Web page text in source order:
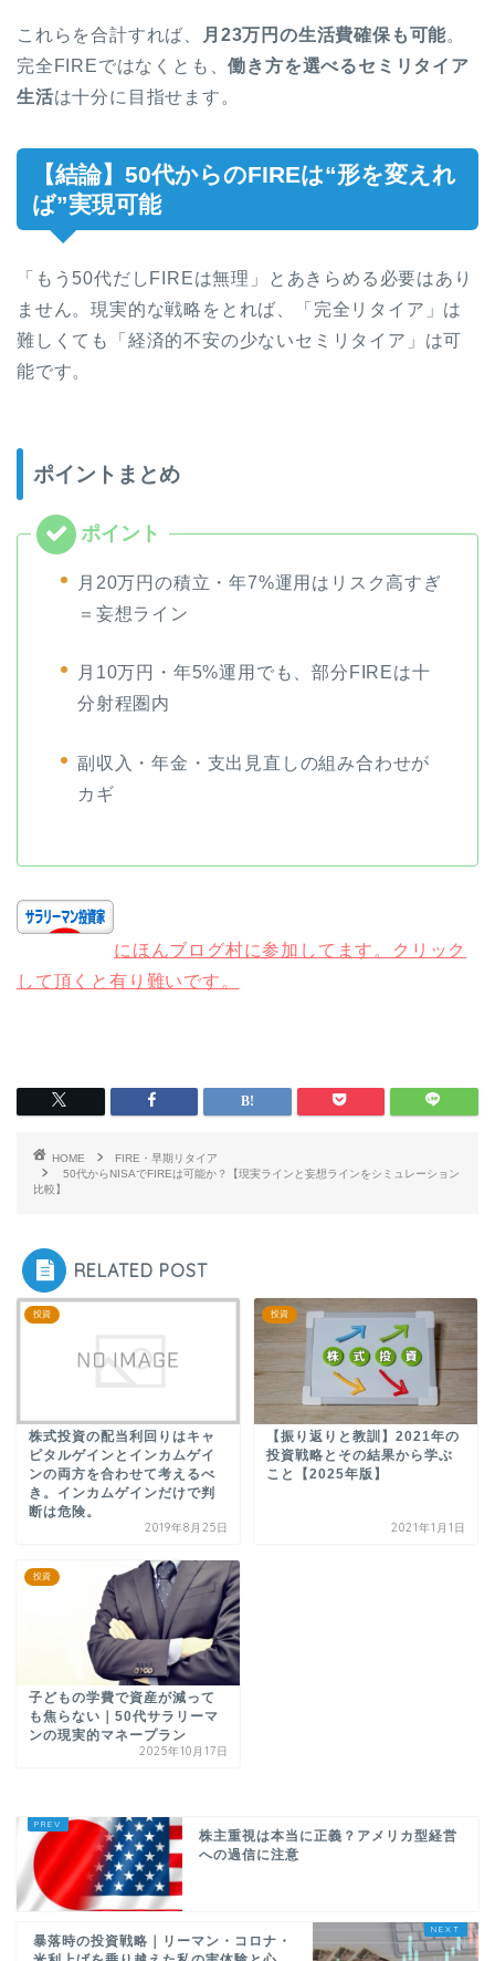
これらを合計すれば、 月23万円の生活費確保も可能。
完全FIREではなくとも、働き方を選べるセミリタイア
生活は十分に目指せます。
【結論】50代からのFIREは“形を変えれ
ば”実現可能
「もう50代だしFIREは無理」とあきらめる必要はあり
ません。現実的な戦略をとれば、「完全リタイア」は
難しくても「経済的不安の少ないセミリタイア」は可
能です。
ポイントまとめ
月20万円の積立・年7%運用はリスク高すぎ
＝妄想ライン
月10万円・年5%運用でも、部分FIREは十
分射程圏内
副収入・年金・支出見直しの組み合わせが
カギ
にほんブログ村に参加してます。クリック
して頂くと有り難いです。
HOME
FIRE・早期リタイア
50代からNISAでFIREは可能か？【現実ラインと妄想ラインをシミュレーション
比較】
RELATED POST
投資
株式投資の配当利回りはキャ
ピタルゲインとインカムゲイ
ンの両方を合わせて考えるべ
き。インカムゲインだけで判
断は危険。
2019年8月25日
投資
【振り返りと教訓】2021年の
投資戦略とその結果から学ぶ
こと【2025年版】
2021年1月1日
投資
子どもの学費で資産が減って
も焦らない｜50代サラリーマ
ンの現実的マネープラン
2025年10月17日
株主重視は本当に正義？アメリカ型経営
への過信に注意
暴落時の投資戦略｜リーマン・コロナ・